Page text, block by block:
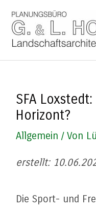
Zum
Inhalt
springen
SFA
Horizont?
Allgemein / Von
erstellt:
Die Sport- und